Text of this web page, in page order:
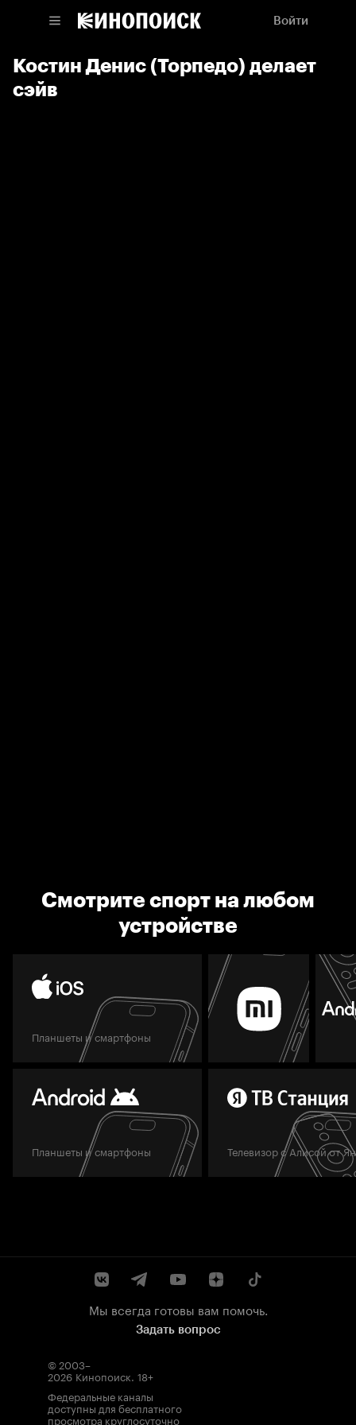
Войти
Костин Денис (Торпедо) делает
сэйв
Смотрите спорт на любом
устройстве
Планшеты и смартфоны
Планшеты и смартфоны Телевизор с Алисой от
Мы всегда готовы вам помочь.
Задать вопрос
© 2003–
2026 Кинопоиск. 18+
Федеральные каналы
доступны для бесплатного
просмотра круглосуточно